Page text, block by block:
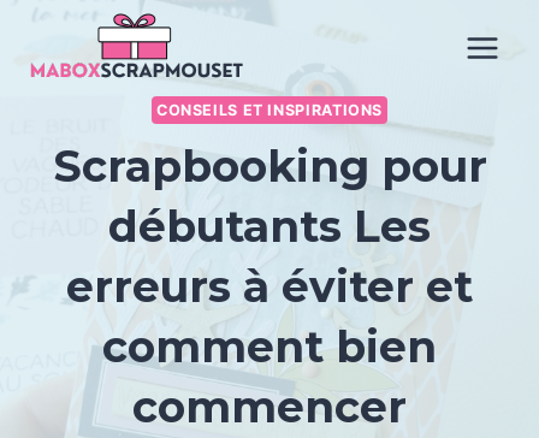
contenu
CONSEILS ET INSPIRATIONS
Scrapbooking pour
débutants Les
erreurs à éviter et
comment bien
commencer